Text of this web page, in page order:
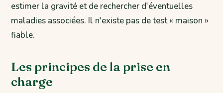
estimer la gravité et de rechercher d'éventuelles
maladies associées. Il n'existe pas de test « maison »
fiable.
Les principes de la prise en
charge